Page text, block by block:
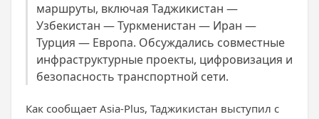
маршруты, включая Таджикистан —
Узбекистан — Туркменистан — Иран —
Турция — Европа. Обсуждались совместные
инфраструктурные проекты, цифровизация и
безопасность транспортной сети.
Как сообщает Asia-Plus, Таджикистан выступил с